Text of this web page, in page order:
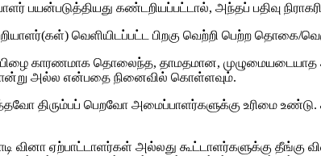
பயன்படுத்தியது கண்டறியப்பட்டால், அந்தப் பதிவு
வெளியிடப்பட்ட பிறகு வெற்றி பெற்ற தொகை/
பிழை காரணமாக தொலைந்த, தாமதமான, முழுமையடையாத
அல்ல என்பதை நினைவில் கொள்ளவும்.
திரும்பப் பெறவோ அமைப்பாளர்களுக்கு உரிமை
ஏற்பாட்டாளர்கள் அல்லது கூட்டாளர்களுக்கு தீங்கு